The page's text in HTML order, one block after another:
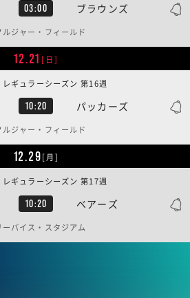
03:00 ブラウンズ
ルジャー・フィールド
12.21 [日]
10:20 パッカーズ
ュラーシーズン 第16週
ルジャー・フィールド
12.29[月]
10:20 ベアーズ
ュラーシーズン 第17週
ーバイス・スタジアム